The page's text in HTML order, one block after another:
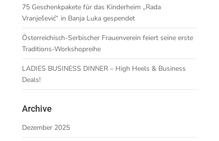
75 Geschenkpakete für das Kinderheim „Rada
Vranješević“ in Banja Luka gespendet
Österreichisch-Serbischer Frauenverein feiert seine erste
Traditions-Workshopreihe
LADIES BUSINESS DINNER – High Heels & Business
Deals!
Archive
Dezember 2025